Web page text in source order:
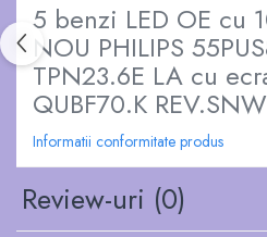
5 benzi LED OE cu
NOU PHILIPS
TPN23.6E LA cu
QUBF70.K
Informatii conformitate produs
Review-uri (0)